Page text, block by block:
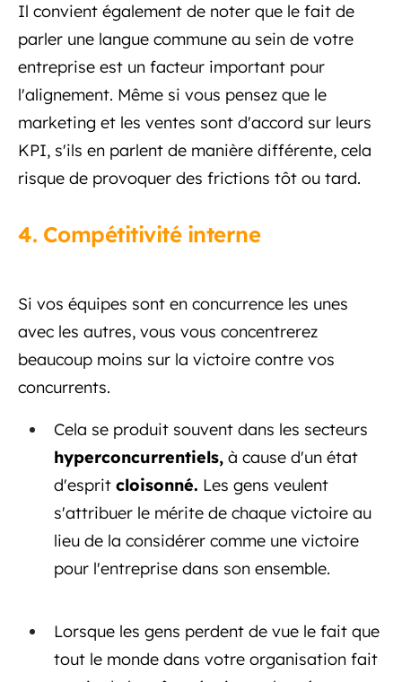
Il convient également de noter que le fait de
parler une langue commune au sein de votre
entreprise est un facteur important pour
l'alignement. Même si vous pensez que le
marketing et les ventes sont d'accord sur leurs
KPI, s'ils en parlent de manière différente, cela
risque de provoquer des frictions tôt ou tard.
4. Compétitivité interne
Si vos équipes sont en concurrence les unes
avec les autres, vous vous concentrerez
beaucoup moins sur la victoire contre vos
concurrents.
Cela se produit souvent dans les secteurs
hyperconcurrentiels, à cause d'un état
d'esprit cloisonné. Les gens veulent
s'attribuer le mérite de chaque victoire au
lieu de la considérer comme une victoire
pour l'entreprise dans son ensemble.
Lorsque les gens perdent de vue le fait que
tout le monde dans votre organisation fait